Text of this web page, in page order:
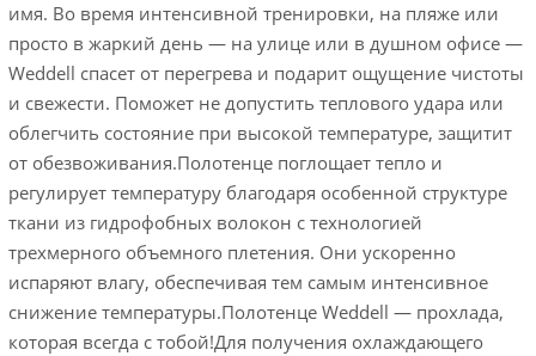
имя. Во время интенсивной тренировки, на пляже или
просто в жаркий день — на улице или в душном офисе —
Weddell спасет от перегрева и подарит ощущение чистоты
и свежести. Поможет не допустить теплового удара или
облегчить состояние при высокой температуре, защитит
от обезвоживания.Полотенце поглощает тепло и
регулирует температуру благодаря особенной структуре
ткани из гидрофобных волокон с технологией
трехмерного объемного плетения. Они ускоренно
испаряют влагу, обеспечивая тем самым интенсивное
снижение температуры.Полотенце Weddell — прохлада,
которая всегда с тобой!Для получения охлаждающего